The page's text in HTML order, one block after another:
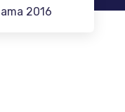
2016